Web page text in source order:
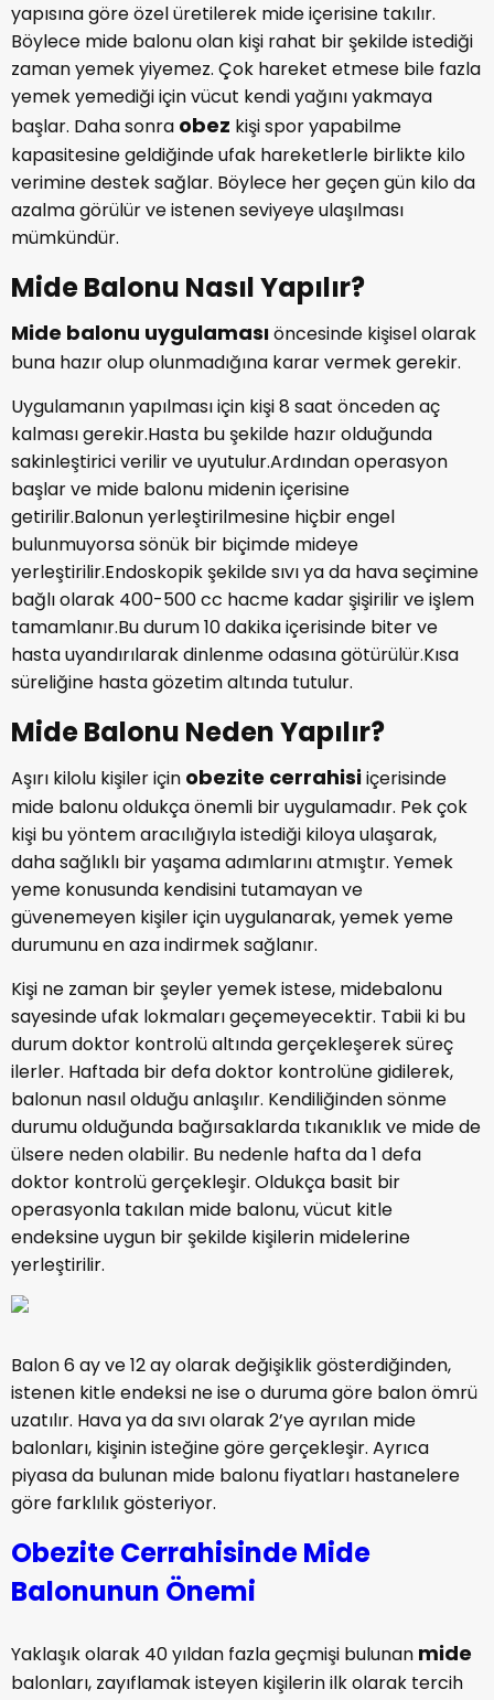
yapısına göre özel üretilerek mide içerisine takılır.
Böylece mide balonu olan kişi rahat bir şekilde istediği
zaman yemek yiyemez. Çok hareket etmese bile fazla
yemek yemediği için vücut kendi yağını yakmaya
başlar. Daha sonra obez kişi spor yapabilme
kapasitesine geldiğinde ufak hareketlerle birlikte kilo
verimine destek sağlar. Böylece her geçen gün kilo da
azalma görülür ve istenen seviyeye ulaşılması
mümkündür.
Mide Balonu Nasıl Yapılır?
Mide balonu uygulamasıöncesinde kişisel olarak
buna hazır olup olunmadığına karar vermek gerekir.
Uygulamanın yapılması için kişi 8 saat önceden aç
kalması gerekir.Hasta bu şekilde hazır olduğunda
sakinleştirici verilir ve uyutulur.Ardından operasyon
başlar ve mide balonu midenin içerisine
getirilir.Balonun yerleştirilmesine hiçbir engel
bulunmuyorsa sönük bir biçimde mideye
yerleştirilir.Endoskopik şekilde sıvı ya da hava seçimine
bağlı olarak 400-500 cc hacme kadar şişirilir ve işlem
tamamlanır.Bu durum 10 dakika içerisinde biter ve
hasta uyandırılarak dinlenme odasına götürülür.Kısa
süreliğine hasta gözetim altında tutulur.
Mide Balonu Neden Yapılır?
Aşırı kilolu kişiler için obezite cerrahisiiçerisinde
mide balonu oldukça önemli bir uygulamadır. Pek çok
kişi bu yöntem aracılığıyla istediği kiloya ulaşarak,
daha sağlıklı bir yaşama adımlarını atmıştır. Yemek
yeme konusunda kendisini tutamayan ve
güvenemeyen kişiler için uygulanarak, yemek yeme
durumunu en aza indirmek sağlanır.
Kişi ne zaman bir şeyler yemek istese, midebalonu
sayesinde ufak lokmaları geçemeyecektir. Tabii ki bu
durum doktor kontrolü altında gerçekleşerek süreç
ilerler. Haftada bir defa doktor kontrolüne gidilerek,
balonun nasıl olduğu anlaşılır. Kendiliğinden sönme
durumu olduğunda bağırsaklarda tıkanıklık ve mide de
ülsere neden olabilir. Bu nedenle hafta da 1 defa
doktor kontrolü gerçekleşir. Oldukça basit bir
operasyonla takılan mide balonu, vücut kitle
endeksine uygun bir şekilde kişilerin midelerine
yerleştirilir.
Balon 6 ay ve 12 ay olarak değişiklik gösterdiğinden,
istenen kitle endeksi ne ise o duruma göre balon ömrü
uzatılır. Hava ya da sıvı olarak 2’ye ayrılan mide
balonları, kişinin isteğine göre gerçekleşir. Ayrıca
piyasa da bulunan mide balonu fiyatları hastanelere
göre farklılık gösteriyor.
Obezite Cerrahisinde Mide
Balonunun Önemi
Yaklaşık olarak 40 yıldan fazla geçmişi bulunan mide
balonları, zayıflamak isteyen kişilerin ilk olarak tercih